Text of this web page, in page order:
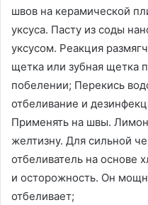
швов на керамической
уксуса. Пасту из соды
уксусом. Реакция
щетка или зубная щетка
побелении; Перекись
отбеливание и
Применять на швы.
желтизну. Для сильной
отбеливатель на основе
и осторожность. Он
отбеливает;